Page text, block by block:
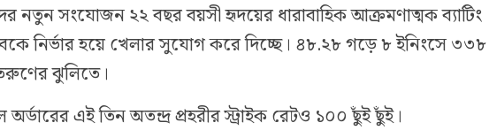
নতুন সংযোজন ২২ বছর বয়সী হৃদয়ের ধারাবাহিক আক্রমণাত্মক ব্যাটিং
নির্ভার হয়ে খেলার সুযোগ করে দিচ্ছে। ৪৮.২৮ গড়ে ৮ ইনিংসে ৩৩৮
ঝুলিতে।
অর্ডারের এই তিন অতন্দ্র প্রহরীর স্ট্রাইক রেটও ১০০ ছুঁই ছুঁই।